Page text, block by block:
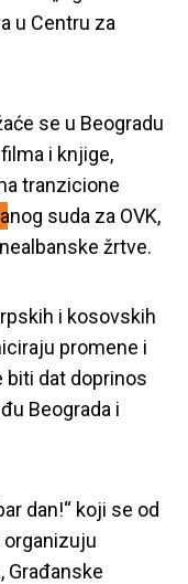
liniju
vole i
baštinu
u Centru za
se u Beogradu
i knjige,
tranzicione
suda za OVK,
žrtve.
i kosovskih
promene i
biti dat doprinos
Beograda i
dan!“ koji se od
organizuju
Građanske